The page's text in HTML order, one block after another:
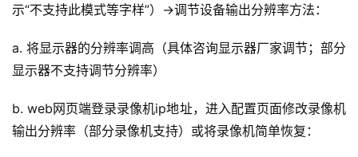
示“不支持此模式等字样”）→调节设备输出分辨率方法：
a. 将显示器的分辨率调高（具体咨询显示器厂家调节；部分
显示器不支持调节分辨率）
b. web网页端登录录像机ip地址，进入配置页面修改录像机
输出分辨率（部分录像机支持）或将录像机简单恢复：